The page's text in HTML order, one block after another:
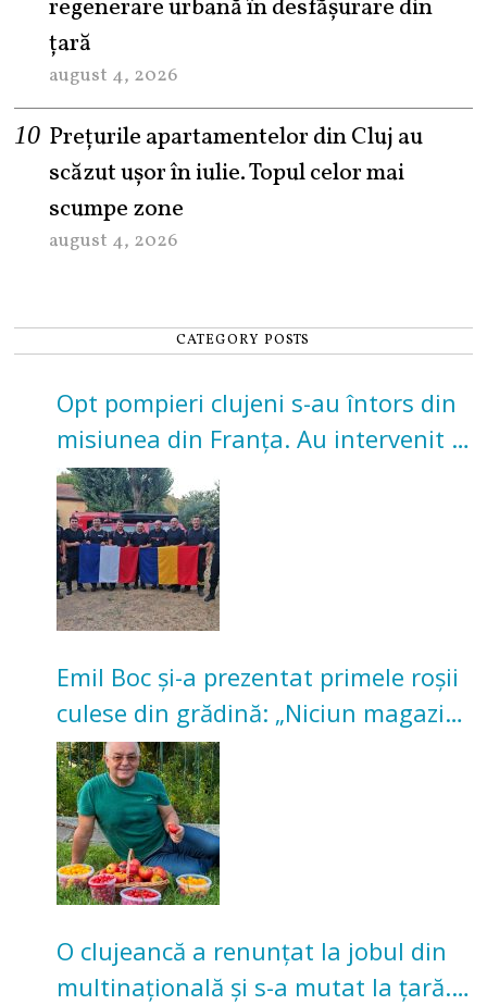
regenerare urbană în desfășurare din
țară
august 4, 2026
Prețurile apartamentelor din Cluj au
scăzut ușor în iulie. Topul celor mai
scumpe zone
august 4, 2026
CATEGORY POSTS
Opt pompieri clujeni s-au întors din
misiunea din Franța. Au intervenit la
incendii de vegetație și pădure
Emil Boc și-a prezentat primele roșii
culese din grădină: „Niciun magazin
nu poate oferi această satisfacție”
O clujeancă a renunțat la jobul din
multinațională și s-a mutat la țară.